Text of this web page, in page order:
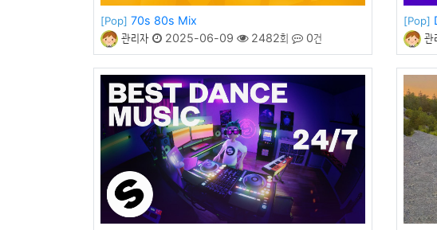
[Pop] 70s 80s Mix
관리자
2025-06-09 2482회 0건
[Pop]
관